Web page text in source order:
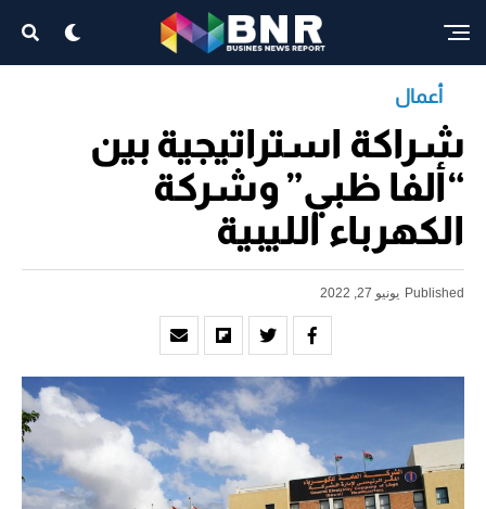
أعمال
شراكة استراتيجية بين
“ألفا ظبي” وشركة
الكهرباء الليبية
Published يونيو 27, 2022